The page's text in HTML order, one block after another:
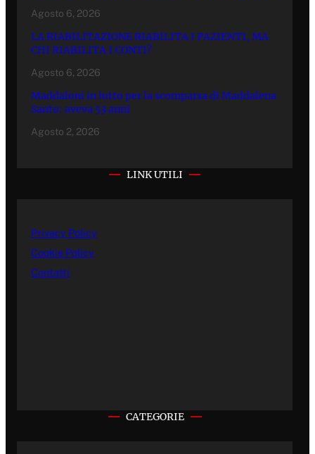
Agosto 6, 2026
LA RIABILITAZIONE RIABILITA I PAZIENTI, MA
CHI RIABILITA I CONTI?
Agosto 6, 2026
Maddaloni in lutto per la scomparsa di Maddalena
Santo: aveva 53 anni
Agosto 2, 2026
LINK UTILI
Privacy Policy
Cookie Policy
Contatti
CATEGORIE